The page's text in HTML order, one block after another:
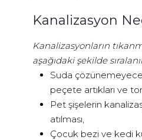
Kanalizasyon
Kanalizasyonların
aşağıdaki şekilde
Suda
peçete artıkları ve
Pet şişelerin
atılması,
Çocuk bezi ve kedi